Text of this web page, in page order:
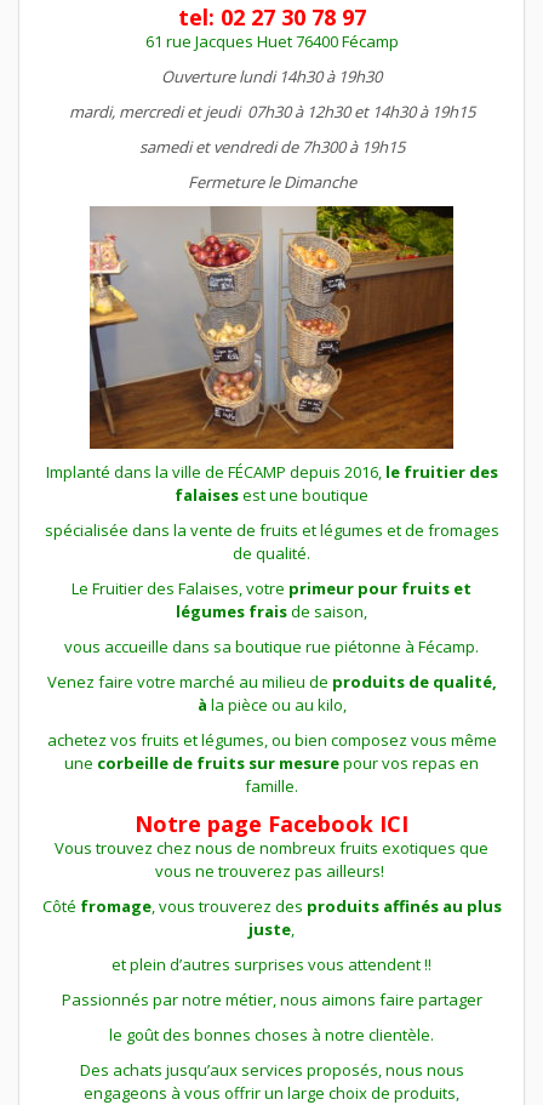
tel: 02 27 30 78 97
61 rue Jacques Huet 76400 Fécamp
Ouverture lundi 14h30 à 19h30
mardi, mercredi et jeudi 07h30 à 12h30 et 14h30 à 19h15
samedi et vendredi de 7h300 à 19h15
Fermeture le Dimanche
Implanté dans la ville de FÉCAMP depuis 2016, le fruitier des
falaisesest une boutique
spécialisée dans la vente de fruits et légumes et de fromages
de qualité.
Le Fruitier des Falaises, votre primeur pour fruits et
légumes fraisde saison,
vous accueille dans sa boutique rue piétonne à Fécamp.
Venez faire votre marché au milieu de produits de qualité,
à la pièce ou au kilo,
achetez vos fruits et légumes, ou bien composez vous même
une corbeille de fruits sur mesurepour vos repas en
famille.
Notre page Facebook ICI
Vous trouvez chez nous de nombreux fruits exotiques que
vous ne trouverez pas ailleurs!
Côté fromage, vous trouverez des produits affinésau plus
juste,
etplein d’autres surprises vous attendent !!
Passionnés par notre métier, nous aimons faire partager
le goût des bonnes choses à notre clientèle.
Des achats jusqu’aux services proposés, nous nous
engageons à vous offrir un large choix de produits,